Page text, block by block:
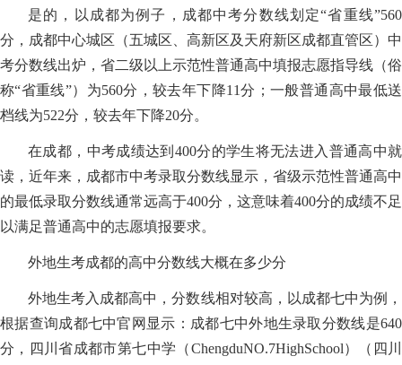
是的，以成都为例子，成都中考分数线划定“省重线”560
分，成都中心城区（五城区、高新区及天府新区成都直管区）中
考分数线出炉，省二级以上示范性普通高中填报志愿指导线（俗
称“省重线”）为560分，较去年下降11分；一般普通高中最低送
档线为522分，较去年下降20分。
在成都，中考成绩达到400分的学生将无法进入普通高中就
读，近年来，成都市中考录取分数线显示，省级示范性普通高中
的最低录取分数线通常远高于400分，这意味着400分的成绩不足
以满足普通高中的志愿填报要求。
外地生考成都的高中分数线大概在多少分
外地生考入成都高中，分数线相对较高，以成都七中为例，
根据查询成都七中官网显示：成都七中外地生录取分数线是640
分，四川省成都市第七中学（ChengduNO.7HighSchool）（四川